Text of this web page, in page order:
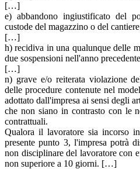
[…]
e) abbandono ingiustificato del
custode del magazzino o del
[…]
h) recidiva in una qualunque delle
due sospensioni nell'anno
[…]
n) grave e/o reiterata violazione
delle procedure contenute nel
adottato dall'impresa ai sensi degli
che non siano in contrasto con le
contrattuali.
Qualora il lavoratore sia incorso
presente punto 3, l'impresa potrà
non disciplinare del lavoratore con
non superiore a 10 giorni. […]